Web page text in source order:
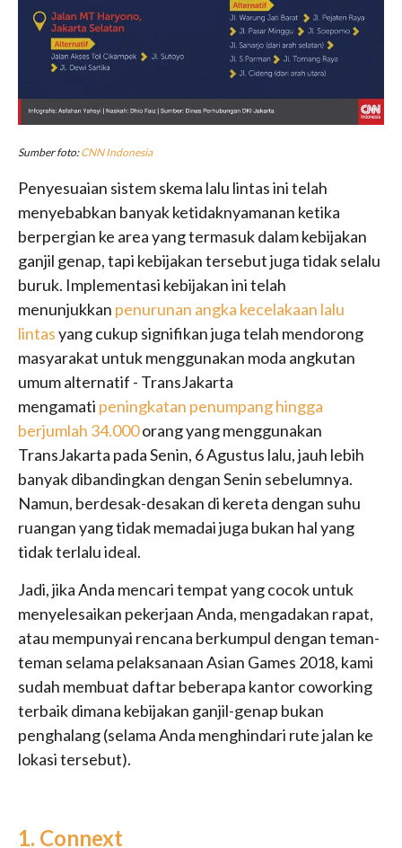
Sumber foto:CNN Indonesia
Penyesuaian sistem skema lalu lintas ini telah
menyebabkan banyak ketidaknyamanan ketika
berpergian ke area yang termasuk dalam kebijakan
ganjil genap, tapi kebijakan tersebut juga tidak selalu
buruk. Implementasi kebijakan ini telah
menunjukkan penurunan angka kecelakaan lalu
lintasyang cukup signifikan juga telah mendorong
masyarakat untuk menggunakan moda angkutan
umum alternatif - TransJakarta
mengamati peningkatan penumpang hingga
berjumlah 34.000orang yang menggunakan
TransJakarta pada Senin, 6 Agustus lalu, jauh lebih
banyak dibandingkan dengan Senin sebelumnya.
Namun, berdesak-desakan di kereta dengan suhu
ruangan yang tidak memadai juga bukan hal yang
tidak terlalu ideal.
Jadi, jika Anda mencari tempat yang cocok untuk
menyelesaikan pekerjaan Anda, mengadakan rapat,
atau mempunyai rencana berkumpul dengan teman-
teman selama pelaksanaan Asian Games 2018, kami
sudah membuat daftar beberapa kantor coworking
terbaik dimana kebijakan ganjil-genap bukan
penghalang (selama Anda menghindari rute jalan ke
lokasi tersebut).
1. Connext